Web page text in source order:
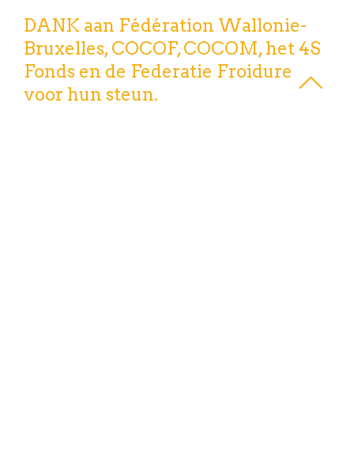
DANK aan Fédération Wallonie-
Bruxelles, COCOF, COCOM, het 4S
Fonds en de Federatie Froidure
voor hun steun.